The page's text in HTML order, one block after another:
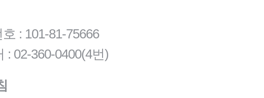
: 101-81-75666
: 02-360-0400(4번)